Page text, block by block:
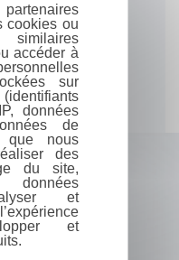
cookies ou
similaires
accéder à
sur
données
de
que nous
des
du site,
et
et